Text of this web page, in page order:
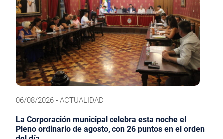
06/08/2026 - ACTUALIDAD
La Corporación municipal celebra esta noche el
Pleno ordinario de agosto, con 26 puntos en el orden